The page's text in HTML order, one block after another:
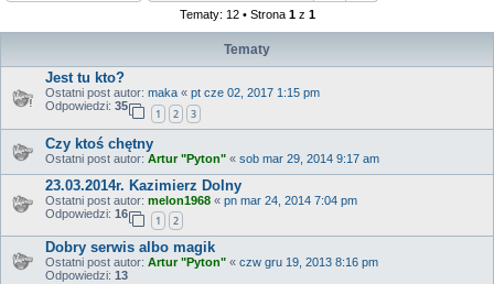
j
Tematy: 12 • Strona 1z 1
Tematy
Jest tu kto?
Ostatni post autor: maka « pt cze 02, 2017 1:15 pm
Odpowiedzi: 35
1 2 3
Czy ktoś chętny
Ostatni post autor: Artur "Pyton" « sob mar 29, 2014 9:17 am
23.03.2014r. Kazimierz Dolny
Ostatni post autor: melon1968 « pn mar 24, 2014 7:04 pm
Odpowiedzi: 16
1 2
Dobry serwis albo magik
Ostatni post autor: Artur "Pyton" « czw gru 19, 2013 8:16 pm
Odpowiedzi: 13